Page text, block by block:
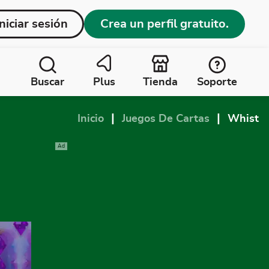
sesión Crea un perfil gratuito.
Buscar Plus Tienda Soporte
Inicio Juegos De Cartas Whist
Ad